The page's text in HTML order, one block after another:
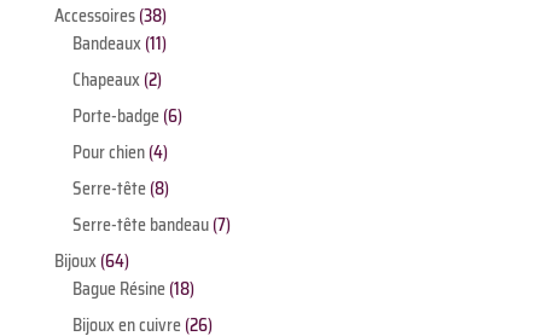
Accessoires 3838
produits
Bandeaux 1111
produits
Chapeaux 22
produits
Porte-badge 66
Pour chien 44
produits
Serre-tête 88
produits
Serre-tête bandeau 77
Bijoux 6464
produits
Bague Résine 1818
produits
Bijoux en cuivre 2626